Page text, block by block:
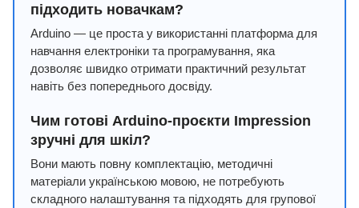
підходить новачкам?
Arduino — це проста у використанні платформа для
навчання електроніки та програмування, яка
дозволяє швидко отримати практичний результат
навіть без попереднього досвіду.
Чим готові Arduino-проєкти Impression
зручні для шкіл?
Вони мають повну комплектацію, методичні
матеріали українською мовою, не потребують
складного налаштування та підходять для групової